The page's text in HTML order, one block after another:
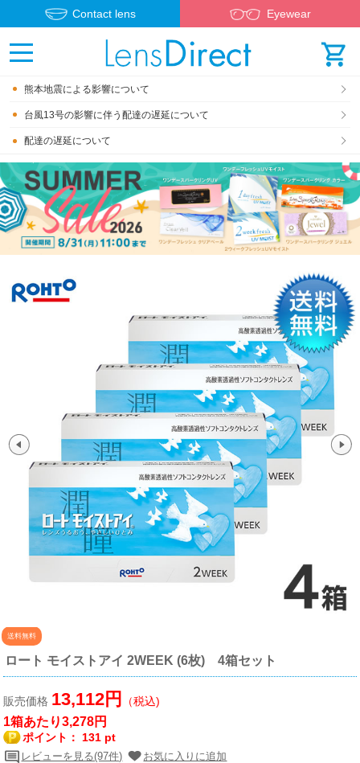
Contact lens Eyewear
熊本地震による影響について
台風13号の影響に伴う配達の遅延について
配達の遅延について
送料無料
ロート モイストアイ 2WEEK (6枚) 4箱セット
販売価格 13,112円 （税込)
1箱あたり3,278円
ポイント： 131 pt
レビューを見る(97件) お気に入りに追加